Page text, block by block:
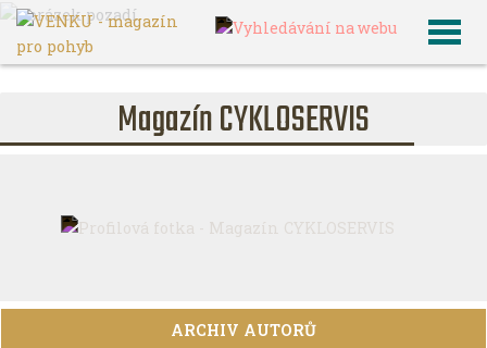
VENKU Magazín CYKLOSERVIS
Magazín CYKLOSERVIS
ARCHIV AUTORŮ